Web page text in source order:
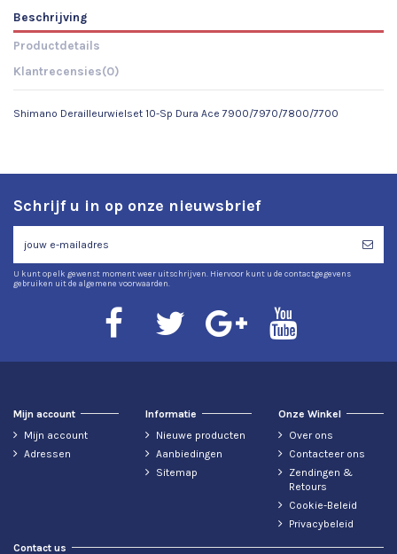
Beschrijving
Productdetails
Klantrecensies(0)
Shimano Derailleurwielset 10-Sp Dura Ace 7900/7970/7800/7700
Schrijf u in op onze nieuwsbrief
U kunt op elk gewenst moment weer uitschrijven. Hiervoor kunt u de contactgegevens
gebruiken uit de algemene voorwaarden.
Mijn account
Mijn account
Adressen
Informatie
Nieuwe producten
Aanbiedingen
Sitemap
Onze Winkel
Over ons
Contacteer ons
Zendingen &
Retours
Cookie-Beleid
Privacybeleid
Contact us